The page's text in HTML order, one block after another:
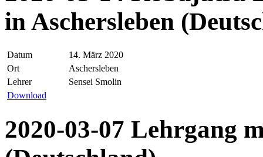
in Aschersleben
Datum
14. März 2020
Ort
Aschersleben
Lehrer
Sensei Smolin
Download
2020-03-07 Lehrgang